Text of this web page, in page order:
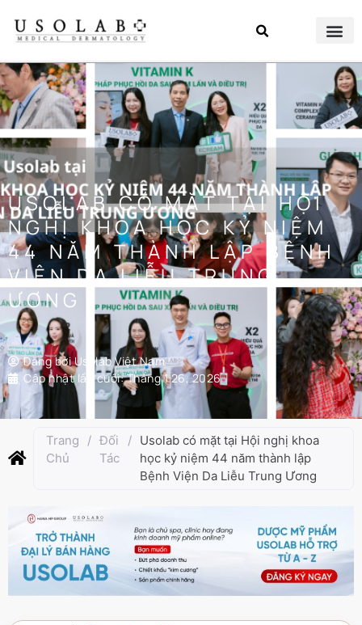
USOLAB CÓ MẶT TẠI HỘI
NGHỊ KHOA HỌC KỶ NIỆM
44 NĂM THÀNH LẬP BỆNH
VIỆN DA LIỄU TRUNG
ƯƠNG
Đăng bởiUsolab Việt Nam
Cập nhật lần cuối:Tháng 1 26, 2026
Trang
Chủ
/ Đối
Tác
/ Usolab có mặt tại Hội nghị khoa
học kỷ niệm 44 năm thành lập
Bệnh Viện Da Liễu Trung Ương